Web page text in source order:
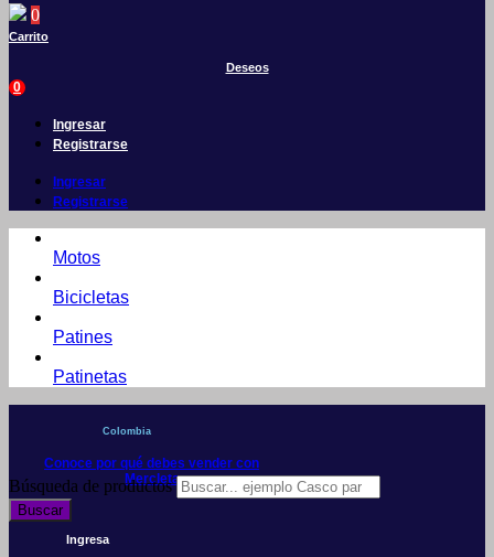
0
Carrito
Deseos
0
Ingresar
Registrarse
Ingresar
Registrarse
Motos
Bicicletas
Patines
Patinetas
Colombia
Conoce por qué debes vender con
Mercleta
Búsqueda de productos
Buscar
Ingresa